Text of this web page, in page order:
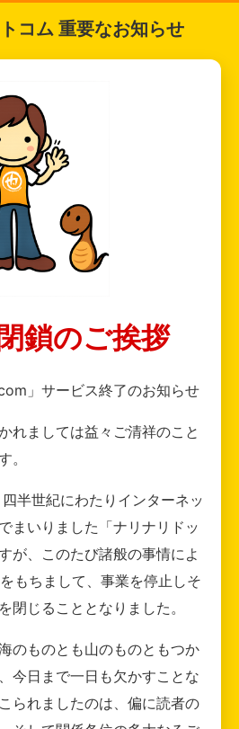
コム 重要なお知らせ
鎖のご挨拶
」サービス終了のお知らせ
れましては益々ご清祥のこと
。
半世紀にわたりインターネッ
まいりました「ナリナリドッ
が、このたび諸般の事情によ
もちまして、事業を停止しそ
閉じることとなりました。
のものとも山のものともつか
今日まで一日も欠かすことな
られましたのは、偏に読者の